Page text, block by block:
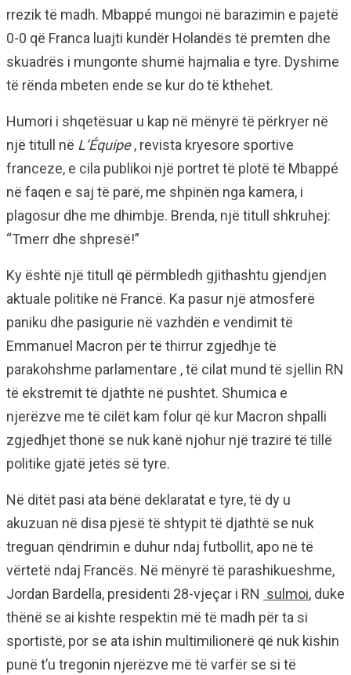
rrezik të madh. Mbappé mungoi në barazimin e pajetë
0-0 që Franca luajti kundër Holandës të premten dhe
skuadrës i mungonte shumë hajmalia e tyre. Dyshime
të rënda mbeten ende se kur do të kthehet.
Humori i shqetësuar u kap në mënyrë të përkryer në
një titull në L’Équipe, revista kryesore sportive
franceze, e cila publikoi një portret të plotë të Mbappé
në faqen e saj të parë, me shpinën nga kamera, i
plagosur dhe me dhimbje. Brenda, një titull shkruhej:
“Tmerr dhe shpresë!”
Ky është një titull që përmbledh gjithashtu gjendjen
aktuale politike në Francë. Ka pasur një atmosferë
paniku dhe pasigurie në vazhdën e vendimit të
Emmanuel Macron për të thirrur zgjedhje të
parakohshme parlamentare , të cilat mund të sjellin RN
të ekstremit të djathtë në pushtet. Shumica e
njerëzve me të cilët kam folur që kur Macron shpalli
zgjedhjet thonë se nuk kanë njohur një trazirë të tillë
politike gjatë jetës së tyre.
Në ditët pasi ata bënë deklaratat e tyre, të dy u
akuzuan në disa pjesë të shtypit të djathtë se nuk
treguan qëndrimin e duhur ndaj futbollit, apo në të
vërtetë ndaj Francës. Në mënyrë të parashikueshme,
Jordan Bardella, presidenti 28-vjeçar i RN sulmoi, duke
thënë se ai kishte respektin më të madh për ta si
sportistë, por se ata ishin multimilionerë që nuk kishin
punë t’u tregonin njerëzve më të varfër se si të